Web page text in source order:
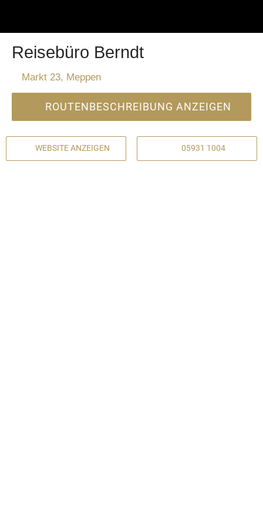
Reisebüro Berndt
Markt 23, Meppen
ROUTENBESCHREIBUNG ANZEIGEN
WEBSITE ANZEIGEN 05931 1004